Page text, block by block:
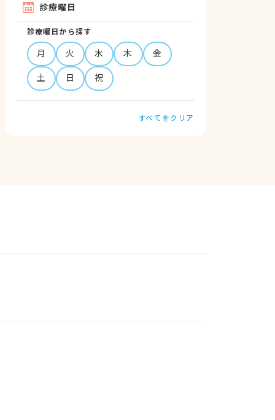
診療曜日
診療曜日から探す
月 火 水 木
金
土
日 祝
すべてをクリア